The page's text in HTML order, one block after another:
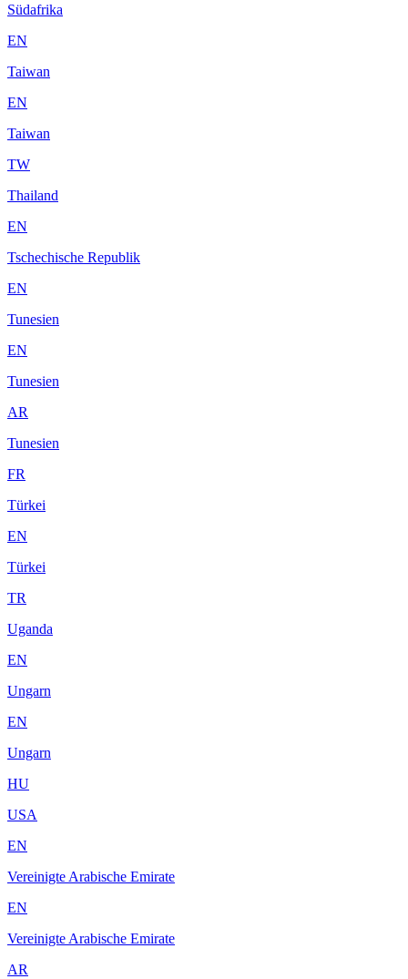
Südafrika
EN
Taiwan
EN
Taiwan
TW
Thailand
EN
Tschechische Republik
EN
Tunesien
EN
Tunesien
AR
Tunesien
FR
Türkei
EN
Türkei
TR
Uganda
EN
Ungarn
EN
Ungarn
HU
USA
EN
Vereinigte Arabische Emirate
EN
Vereinigte Arabische Emirate
AR